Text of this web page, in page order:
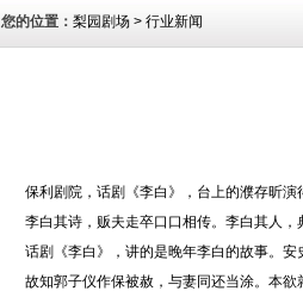
您的位置： 梨园剧场> 行业新闻
保利剧院，话剧《李白》，台上的濮存昕演
李白其诗，贩夫走卒口口相传。李白其人
话剧《李白》，讲的是晚年李白的故事。
故知郭子仪作保被赦，与妻同还当涂。本